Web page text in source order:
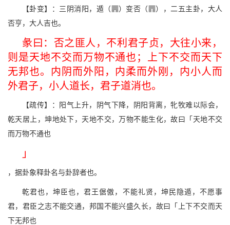
【卦变】：三阴消阳，遁（G）变否（]），二五主卦，大人
否亨，大人吉也。
彖曰：否之匪人，不利君子贞，大往小来，
则是天地不交而万物不通也；上下不交而天下
无邦也。内阴而外阳，内柔而外刚，内小人而
外君子，小人道长，君子道消也。
【疏传】：阳气上升，阴气下降，阴阳背离，牝牧难以际会，
乾天居上，坤地处下，天地不交，万物不能生化，故曰「天地不交
而万物不通也
」
，据卦象释卦名与卦辞者也。
乾君也，坤臣也，君王倨傲，不能礼贤，坤民隐遁，不愿事
君，君臣之志不能交通，邦国不能兴盛久长，故曰「上下不交而天
下无邦也